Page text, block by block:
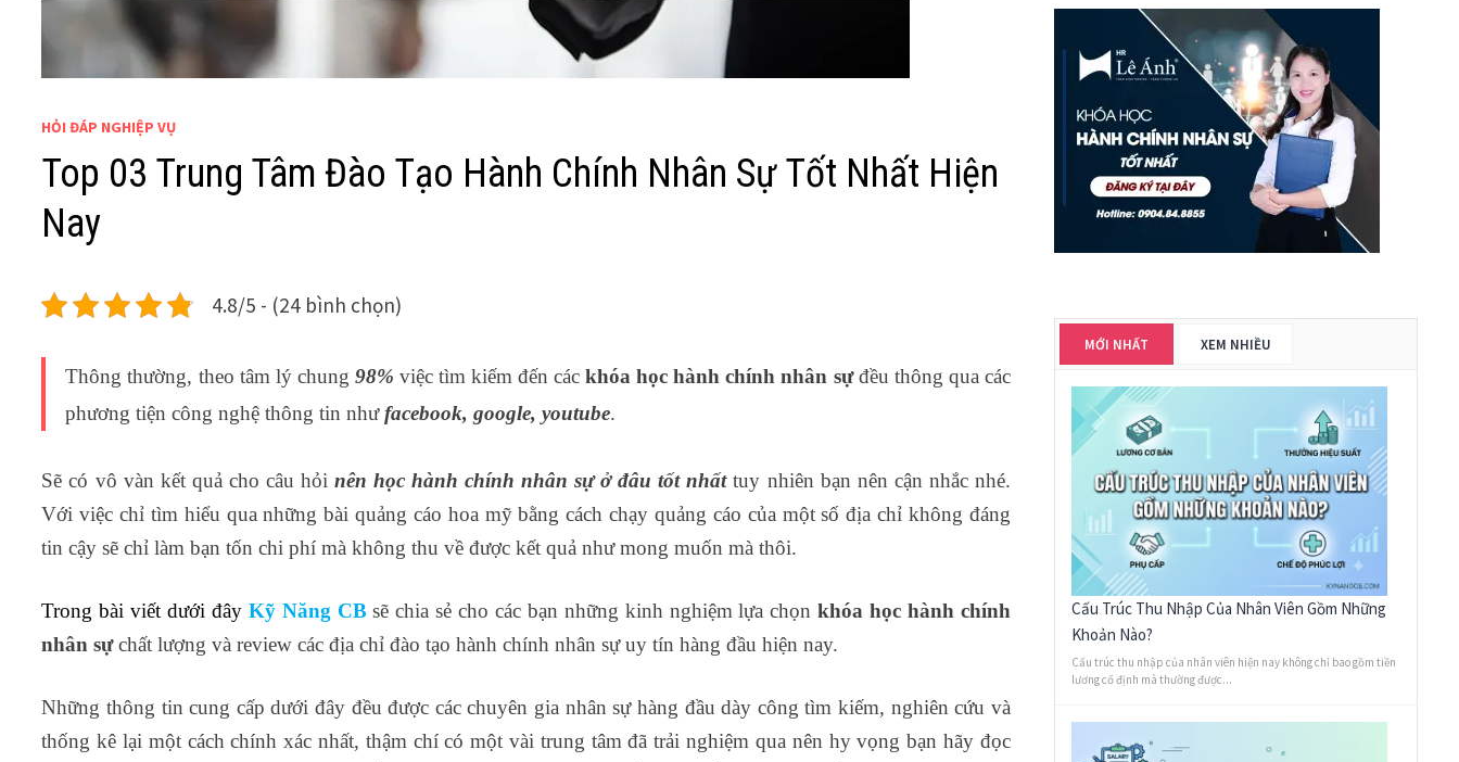
HỎI ĐÁP NGHIỆP VỤ
Top 03 Trung Tâm Đào Tạo Hành Chính Nhân Sự Tốt Nhất Hiện
Nay
4.8/5 - (24 bình chọn)
Thông thường, theo tâm lý chung 98% việc tìm kiếm đến cáckhóa học hành chính nhân sựđều thông qua các
phương tiện công nghệ thông tin nhưfacebook, google, youtube.
Sẽ có vô vàn kết quả cho câu hỏi nên học hành chính nhân sự ở đâu tốt nhấttuy nhiên bạn nên cận nhắc nhé.
Với việc chỉ tìm hiểu qua những bài quảng cáo hoa mỹ bằng cách chạy quảng cáo của một số địa chỉ không đáng
tin cậy sẽ chỉ làm bạn tốn chi phí mà không thu về được kết quả như mong muốn mà thôi.
Trong bài viết dưới đây Kỹ Năng CBsẽ chia sẻ cho các bạn những kinh nghiệm lựa chọnkhóa học hành chính
nhân sựchất lượng và review các địa chỉ đào tạo hành chính nhân sự uy tín hàng đầu hiện nay.
Những thông tin cung cấp dưới đây đều được các chuyên gia nhân sự hàng đầu dày công tìm kiếm, nghiên cứu và
thống kê lại một cách chính xác nhất, thậm chí có một vài trung tâm đã trải nghiệm qua nên hy vọng bạn hãy đọc
MỚI NHẤT XEM NHIỀU
Cấu Trúc Thu Nhập Của Nhân Viên Gồm Những
Khoản Nào?
Cấu trúc thu nhập của nhân viên hiện nay không chỉ bao gồm tiền
lương cố định mà thường được...